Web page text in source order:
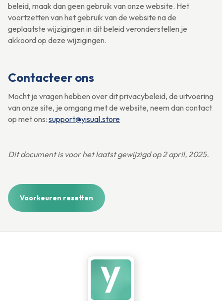
beleid, maak dan geen gebruik van onze website. Het
voortzetten van het gebruik van de website na de
geplaatste wijzigingen in dit beleid veronderstellen je
akkoord op deze wijzigingen.
Contacteer ons
Mocht je vragen hebben over dit privacybeleid, de uitvoering
van onze site, je omgang met de website, neem dan contact
op met ons: support@yisual.store
Dit document is voor het laatst gewijzigd op 2 april, 2025.
Voorkeuren resetten